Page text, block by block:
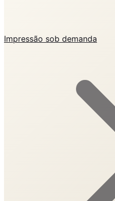
Impressão sob demanda